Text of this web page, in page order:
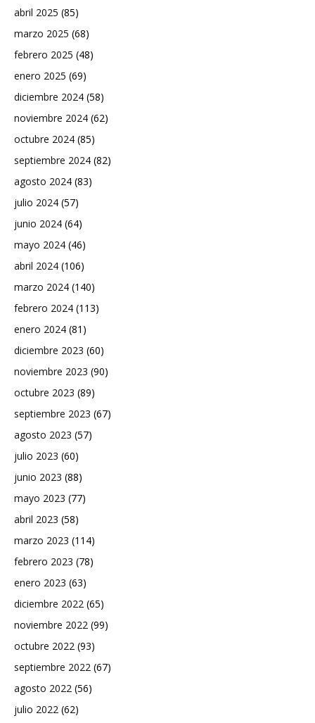
abril 2025 (85)
marzo 2025 (68)
febrero 2025 (48)
enero 2025 (69)
diciembre 2024 (58)
noviembre 2024 (62)
octubre 2024 (85)
septiembre 2024 (82)
agosto 2024 (83)
julio 2024 (57)
junio 2024 (64)
mayo 2024 (46)
abril 2024 (106)
marzo 2024 (140)
febrero 2024 (113)
enero 2024 (81)
diciembre 2023 (60)
noviembre 2023 (90)
octubre 2023 (89)
septiembre 2023 (67)
agosto 2023 (57)
julio 2023 (60)
junio 2023 (88)
mayo 2023 (77)
abril 2023 (58)
marzo 2023 (114)
febrero 2023 (78)
enero 2023 (63)
diciembre 2022 (65)
noviembre 2022 (99)
octubre 2022 (93)
septiembre 2022 (67)
agosto 2022 (56)
julio 2022 (62)